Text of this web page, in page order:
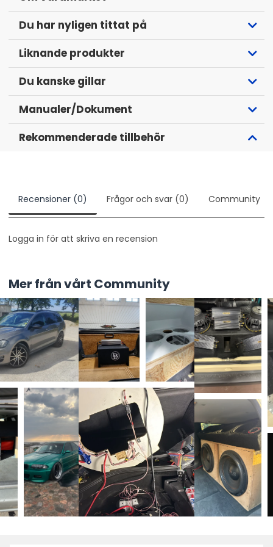
Citroen Synergie, 3/2005 och framåt
Peugeot 2007, 2008 och framåt
Peugeot 207, 2006 och framåt
Peugeot 3008, 2009 och framåt
Peugeot 307, 2005-2007
Peugeot 308, 2007 och framåt
Peugeot 407, 2004 och framåt
Peugeot 5008, 2009 och framåt
Peugeot 607, 2005 och framåt
Du har nyligen tittat på
Liknande produkter
Du kanske gillar
Manualer/Dokument
Rekommenderade tillbehör
Recensioner (0) Frågor och svar (0) Community
Logga in för att skriva en recension
Mer från vårt Community